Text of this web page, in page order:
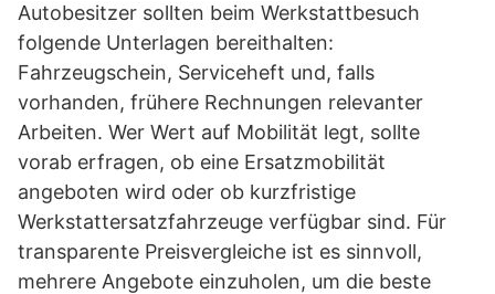
Autobesitzer sollten beim Werkstattbesuch
folgende Unterlagen bereithalten:
Fahrzeugschein, Serviceheft und, falls
vorhanden, frühere Rechnungen relevanter
Arbeiten. Wer Wert auf Mobilität legt, sollte
vorab erfragen, ob eine Ersatzmobilität
angeboten wird oder ob kurzfristige
Werkstattersatzfahrzeuge verfügbar sind. Für
transparente Preisvergleiche ist es sinnvoll,
mehrere Angebote einzuholen, um die beste